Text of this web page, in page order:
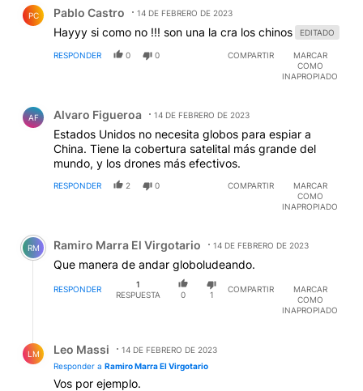
PC Pablo Castro 14 DE FEBRERO DE 2023
Hayyy si como no !!! son una la cra los chinos EDITADO
RESPONDER 0 0 COMPARTIR
MARCAR
COMO
INAPROPIADO
AF Alvaro Figueroa 14 DE FEBRERO DE 2023
Estados Unidos no necesita globos para espiar a
China. Tiene la cobertura satelital más grande del
mundo, y los drones más efectivos.
RESPONDER 2 0 COMPARTIR
MARCAR
COMO
INAPROPIADO
Comentario de Ramiro Marra El Virgotario.
RM Ramiro Marra El Virgotario 14 DE FEBRERO DE 2023
Que manera de andar globoludeando.
RESPONDER
1
RESPUESTA
0 1
COMPARTIR
MARCAR
COMO
INAPROPIADO
LM Leo Massi
14 DE FEBRERO DE 2023
Responder a Ramiro Marra El Virgotario
Vos por ejemplo.